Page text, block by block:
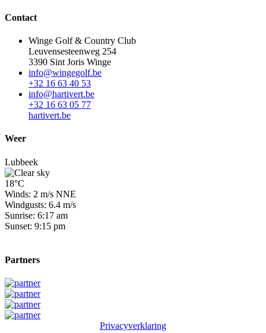
Contact
Winge Golf & Country Club
Leuvensesteenweg 254
3390 Sint Joris Winge
info@wingegolf.be
+32 16 63 40 53
info@hartivert.be
+32 16 63 05 77
hartivert.be
Weer
Lubbeek
18°C
Winds: 2 m/s NNE
Windgusts: 6.4 m/s
Sunrise: 6:17 am
Sunset: 9:15 pm
Partners
Privacyverklaring